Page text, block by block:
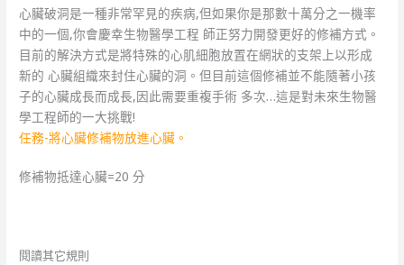
心臟破洞是一種非常罕見的疾病,但如果你是那數十萬分之一機率
中的一個,你會慶幸生物醫學工程 師正努力開發更好的修補方式。
目前的解決方式是將特殊的心肌細胞放置在網狀的支架上以形成
新的 心臟組織來封住心臟的洞。但目前這個修補並不能隨著小孩
子的心臟成長而成長,因此需要重複手術 多次…這是對未來生物醫
學工程師的一大挑戰!
任務-將心臟修補物放進心臟。
修補物抵達心臟=20 分
閱讀其它規則